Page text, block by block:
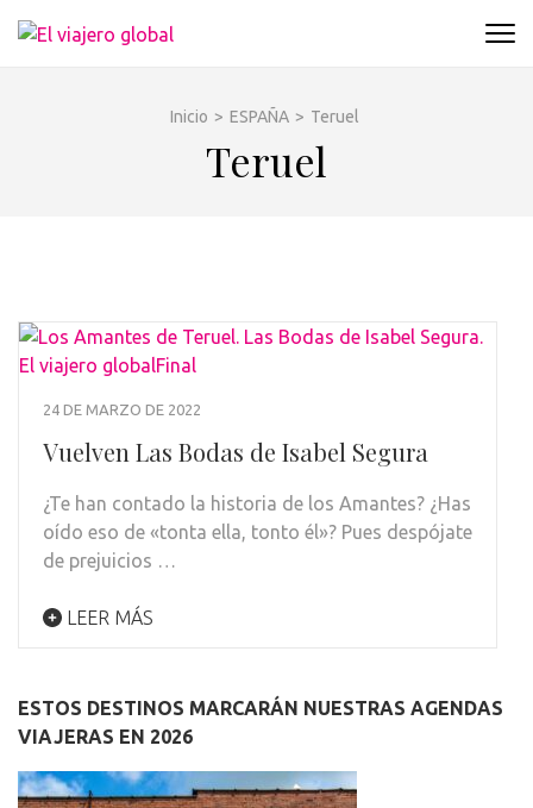
Un espacio donde descubrir la cara B de los
desde su música hasta su arquitectura o sus
Inicio > ESPAÑA > Teruel
Teruel
24 DE MARZO DE 2022
Vuelven Las Bodas de Isabel Segura
¿Te han contado la historia de los Amantes? ¿Has
oído eso de «tonta ella, tonto él»? Pues despójate
de prejuicios …
LEER MÁS
ESTOS DESTINOS MARCARÁN NUESTRAS AGENDAS
VIAJERAS EN 2026